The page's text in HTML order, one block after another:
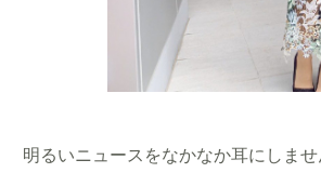
明るいニュースをなかなか耳にしま